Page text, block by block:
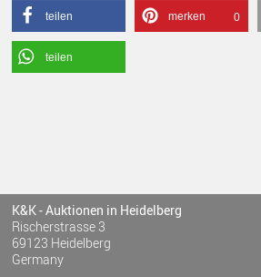
teilen merken 0
teilen
K&K - Auktionen in Heidelberg
Rischerstrasse 3
69123 Heidelberg
Germany